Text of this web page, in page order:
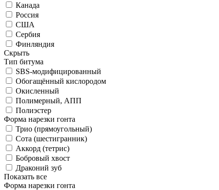
Канада
Россия
США
Сербия
Финляндия
Скрыть
Тип битума
SBS-модифицированный
Обогащённый кислородом
Окисленный
Полимерный, АПП
Полиэстер
Форма нарезки гонта
Трио (прямоугольный)
Сота (шестигранник)
Аккорд (тетрис)
Бобровый хвост
Драконий зуб
Показать все
Форма нарезки гонта